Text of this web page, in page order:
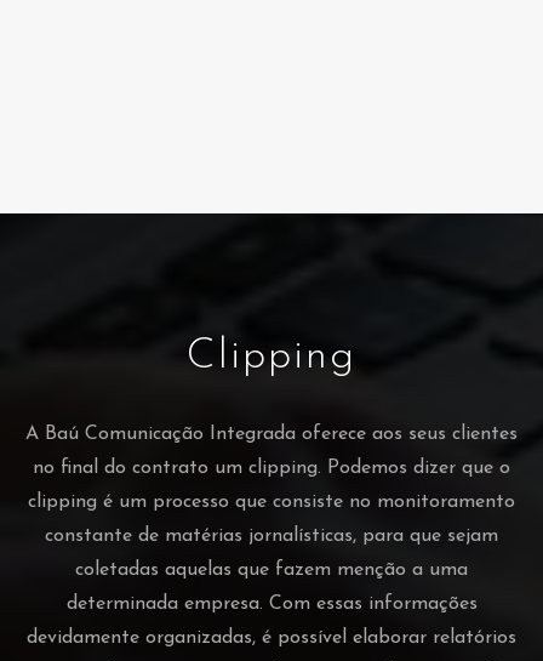
Clipping
A Baú Comunicação Integrada oferece aos seus clientes
no final do contrato um clipping. Podemos dizer que o
clipping é um processo que consiste no monitoramento
constante de matérias jornalísticas, para que sejam
coletadas aquelas que fazem menção a uma
determinada empresa. Com essas informações
devidamente organizadas, é possível elaborar relatórios